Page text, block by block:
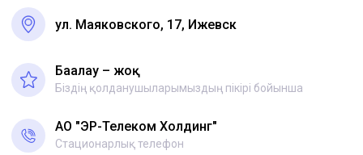
ул. Маяковского, 17, Ижевск
Бағалау – жоқ
Біздің қолданушыларымыздың пікірі бойынша
АО "ЭР-Телеком Холдинг"
Стационарлық телефон